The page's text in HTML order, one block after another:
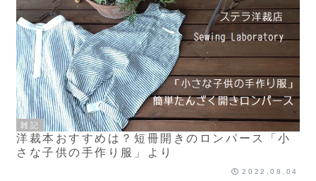
雑記
洋裁本おすすめは？短冊開きのロンパース「小
さな子供の手作り服」より
2022.08.04